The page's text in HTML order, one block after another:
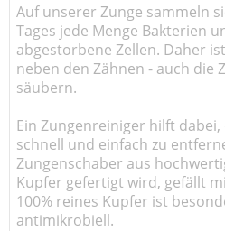
Auf unserer Zunge sammeln
Tages jede Menge Bakterien
abgestorbene Zellen. Daher
neben den Zähnen - auch die
säubern.
Ein Zungenreiniger hilft dabei,
schnell und einfach zu
Zungenschaber aus
Kupfer gefertigt wird, gefällt
100% reines Kupfer ist
antimikrobiell.